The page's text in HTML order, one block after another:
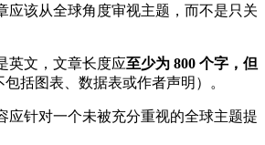
应该从全球角度审视主题，而不是只关
英文，文章长度应至少为 800 个字，但
包括图表、数据表或作者声明）。
应针对一个未被充分重视的全球主题提